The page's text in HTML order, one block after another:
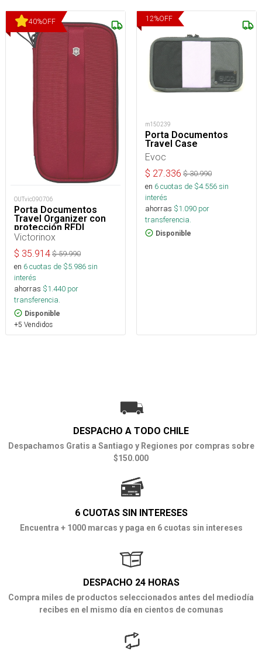
40%OFF
OUTvic090706
Porta Documentos
Travel Organizer con
protección RFDI
Victorinox
$ 35.914 $59.990
en 6cuotas de $5.986sin
interés
ahorras $1.440 por
transferencia.
Disponible
+5 Vendidos
12%OFF
m150239
Porta Documentos
Travel Case
Evoc
$ 27.336 $30.990
en 6cuotas de $4.556sin
interés
ahorras $1.090 por
transferencia.
Disponible
DESPACHO A TODO CHILE
Despachamos Gratis a Santiago y Regiones por compras sobre
$150.000
6 CUOTAS SIN INTERESES
Encuentra + 1000 marcas y paga en 6 cuotas sin intereses
DESPACHO 24 HORAS
Compra miles de productos seleccionados antes del mediodía
recibes en el mismo día en cientos de comunas